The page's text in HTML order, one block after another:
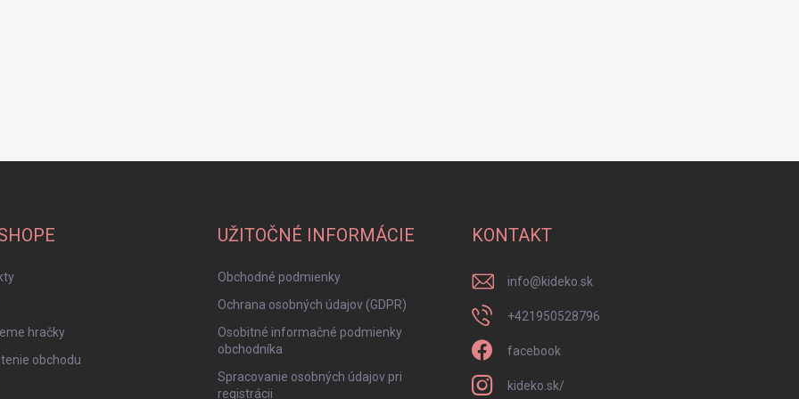
hračky
obchodu
UŽITOČNÉ INFORMÁCIE
Obchodné podmienky
Ochrana osobných údajov (GDPR)
Osobitné informačné podmienky
obchodníka
Spracovanie osobných údajov pri
registrácii
KONTAKT
info@kideko.sk
+421950528796
facebook
kideko.sk/